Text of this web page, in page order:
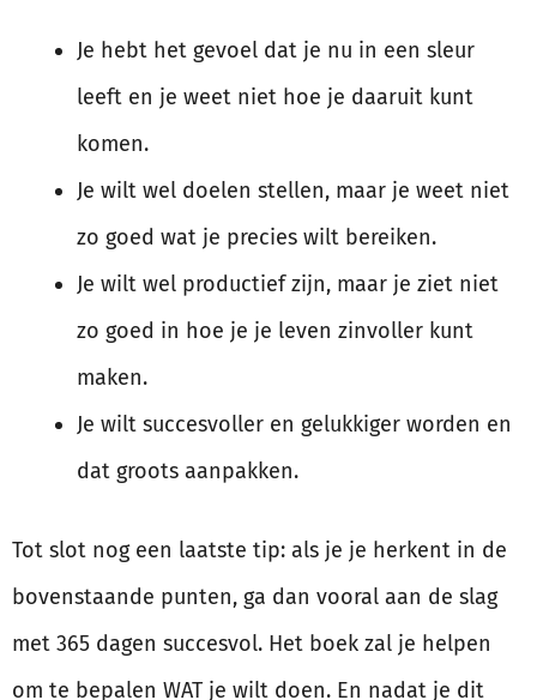
Je hebt het gevoel dat je nu in een sleur
leeft en je weet niet hoe je daaruit kunt
komen.
Je wilt wel doelen stellen, maar je weet niet
zo goed wat je precies wilt bereiken.
Je wilt wel productief zijn, maar je ziet niet
zo goed in hoe je je leven zinvoller kunt
maken.
Je wilt succesvoller en gelukkiger worden en
dat groots aanpakken.
Tot slot nog een laatste tip: als je je herkent in de
bovenstaande punten, ga dan vooral aan de slag
met 365 dagen succesvol. Het boek zal je helpen
om te bepalen WAT je wilt doen. En nadat je dit